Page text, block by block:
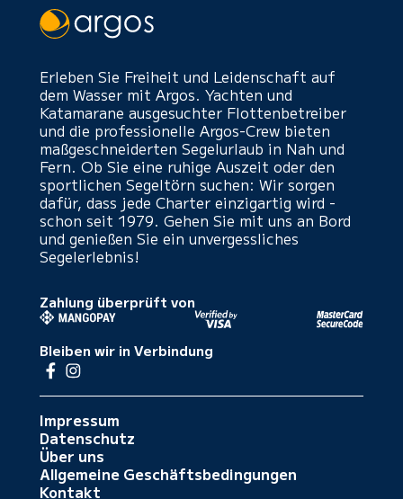
Erleben Sie Freiheit und Leidenschaft auf
dem Wasser mit Argos. Yachten und
Katamarane ausgesuchter Flottenbetreiber
und die professionelle Argos-Crew bieten
maßgeschneiderten Segelurlaub in Nah und
Fern. Ob Sie eine ruhige Auszeit oder den
sportlichen Segeltörn suchen: Wir sorgen
dafür, dass jede Charter einzigartig wird -
schon seit 1979. Gehen Sie mit uns an Bord
und genießen Sie ein unvergessliches
Segelerlebnis!
Zahlung überprüft von
Bleiben wir in Verbindung
Impressum
Datenschutz
Über uns
Allgemeine Geschäftsbedingungen
Kontakt